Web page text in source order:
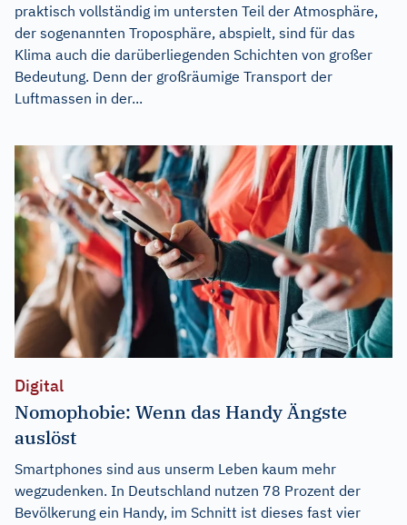
praktisch vollständig im untersten Teil der Atmosphäre,
der sogenannten Troposphäre, abspielt, sind für das
Klima auch die darüberliegenden Schichten von großer
Bedeutung. Denn der großräumige Transport der
Luftmassen in der...
Digital
Nomophobie: Wenn das Handy Ängste
auslöst
Smartphones sind aus unserm Leben kaum mehr
wegzudenken. In Deutschland nutzen 78 Prozent der
Bevölkerung ein Handy, im Schnitt ist dieses fast vier